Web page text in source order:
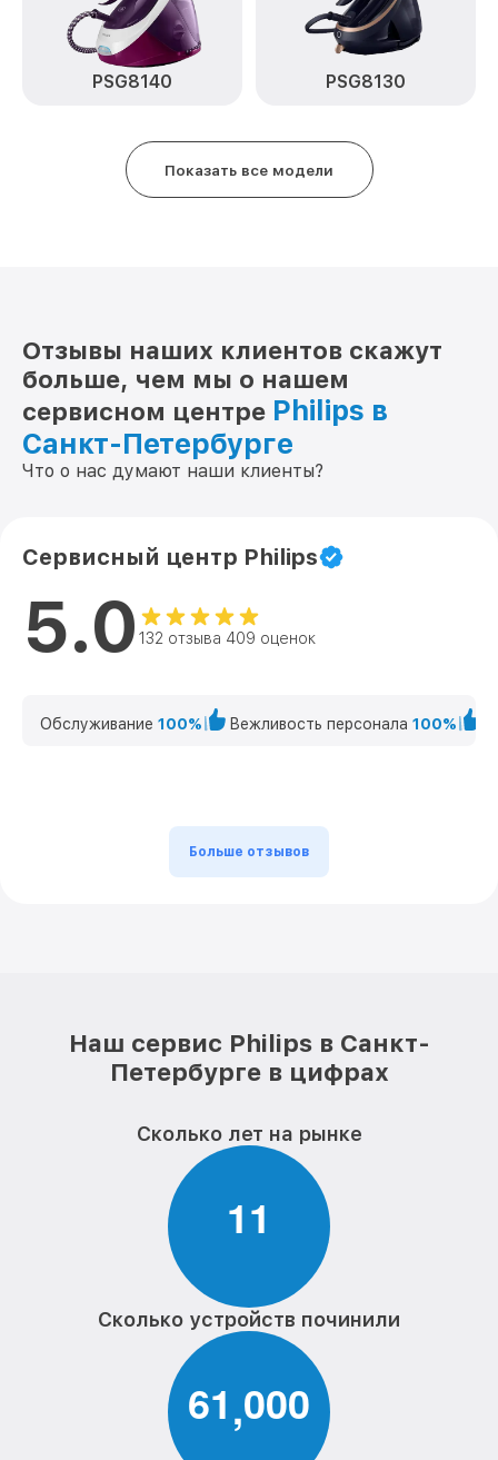
PSG8140 PSG8130
Показать все модели
Отзывы наших клиентов скажут
больше, чем мы о нашем
сервисном центре Philips в
Санкт-Петербурге
Что о нас думают наши клиенты?
Сервисный центр Philips
5.0 132 отзыва 409 оценок
Обслуживание 100% Вежливость персонала 100%
Больше отзывов
Наш сервис Philips в Санкт-
Петербурге в цифрах
Сколько лет на рынке
11
Сколько устройств починили
61,000